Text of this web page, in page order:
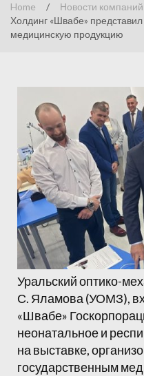
Home / Новости компаний
Холдинг «Швабе»
медицинскую продукцию
Уральский оптико-
С. Яламова (УОМЗ),
«Швабе»
неонатальное и
на выставке,
государственным